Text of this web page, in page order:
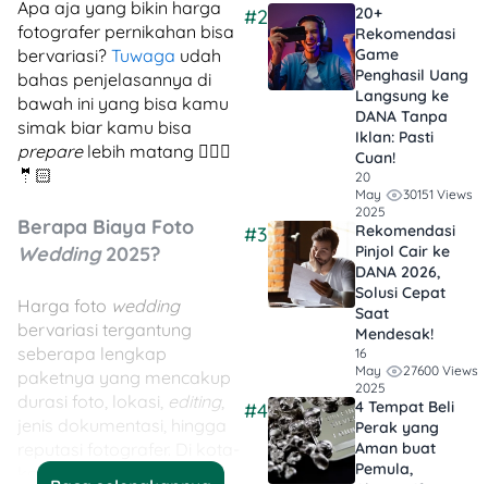
Apa aja yang bikin harga
fotografer pernikahan bisa
bervariasi? Tuwaga udah
bahas penjelasannya di
bawah ini yang bisa kamu
simak biar kamu bisa
preparelebih matang 👰🏻‍♀️
🤵🏻
Berapa Biaya Foto
Wedding2025?
Harga foto wedding
bervariasi tergantung
seberapa lengkap
paketnya yang mencakup
durasi foto, lokasi, editing,
jenis dokumentasi, hingga
kota besar di Indonesia,
#2
20+
Rekomendasi
Game
Penghasil Uang
Langsung ke
DANA Tanpa
Iklan​: Pasti
Cuan!
20
May
2025
30151 Views
#3
Rekomendasi
Pinjol Cair ke
DANA 2026,
Solusi Cepat
Saat
Mendesak!
16
May
2025
27600 Views
#4
4 Tempat Beli
Perak yang
Aman buat
Pemula,